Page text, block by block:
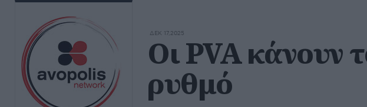
ΔΕΚ 17,2025
Οι PVA κάνουν
ρυθμό